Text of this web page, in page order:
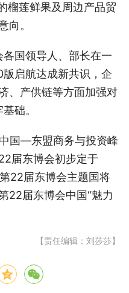
榴莲鲜果及周边产品贸
向。
国领导人、部长在一
启航达成新共识，企
、产供链等方面加强对
础。
国—东盟商务与投资峰
届东博会初步定于
22届东博会主题国将
22届东博会中国“魅力
【责任编辑：刘莎莎】